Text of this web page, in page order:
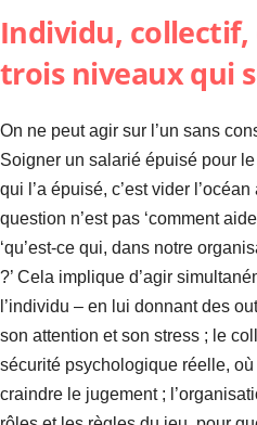
Individu,
trois niveaux qui
On ne peut agir sur l’un sans
Soigner un salarié épuisé pour
qui l’a épuisé, c’est vider
question n’est pas ‘comment
‘qu’est-ce qui, dans notre
?’ Cela implique d’agir
l’individu – en lui donnant des
son attention et son stress ; le
sécurité psychologique réelle,
craindre le jugement ;